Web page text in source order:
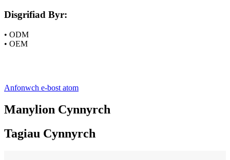
Disgrifiad Byr:
• ODM
• OEM
Anfonwch e-bost atom
Manylion Cynnyrch
Tagiau Cynnyrch